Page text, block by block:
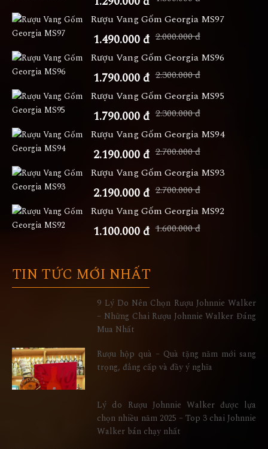
Rượu Vang Gốm Georgia MS97
1.490.000 đ 2.000.000 đ
Rượu Vang Gốm Georgia MS96
1.790.000 đ 2.300.000 đ
Rượu Vang Gốm Georgia MS95
1.790.000 đ 2.300.000 đ
Rượu Vang Gốm Georgia MS94
2.190.000 đ 2.700.000 đ
Rượu Vang Gốm Georgia MS93
2.190.000 đ 2.700.000 đ
Rượu Vang Gốm Georgia MS92
1.100.000 đ 1.600.000 đ
TIN TỨC MỚI NHẤT
9 Lý Do Nên Chọn Rượu Johnnie Walker
– Những Chai Rượu Johnnie Walker Đáng
Mua Nhất
Rượu hộp quà – Quà tặng năm mới sang
trọng, đẳng cấp và đầy ý nghĩa
Lý do Rượu Johnnie Walker được lựa
chọn nhiều năm 2025 – Top 3 chai Johnnie
Walker bán chạy nhất